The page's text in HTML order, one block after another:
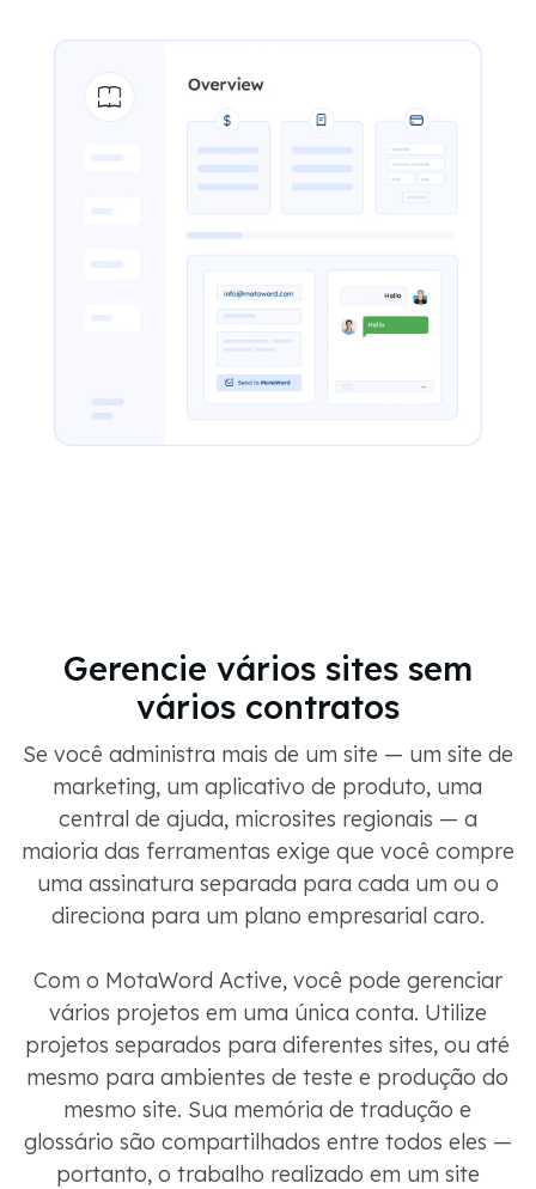
Gerencie vários sites sem
vários contratos
Se você administra mais de um site — um site de
marketing, um aplicativo de produto, uma
central de ajuda, microsites regionais — a
maioria das ferramentas exige que você compre
uma assinatura separada para cada um ou o
direciona para um plano empresarial caro.
Com o MotaWord Active, você pode gerenciar
vários projetos em uma única conta. Utilize
projetos separados para diferentes sites, ou até
mesmo para ambientes de teste e produção do
mesmo site. Sua memória de tradução e
glossário são compartilhados entre todos eles —
portanto, o trabalho realizado em um site